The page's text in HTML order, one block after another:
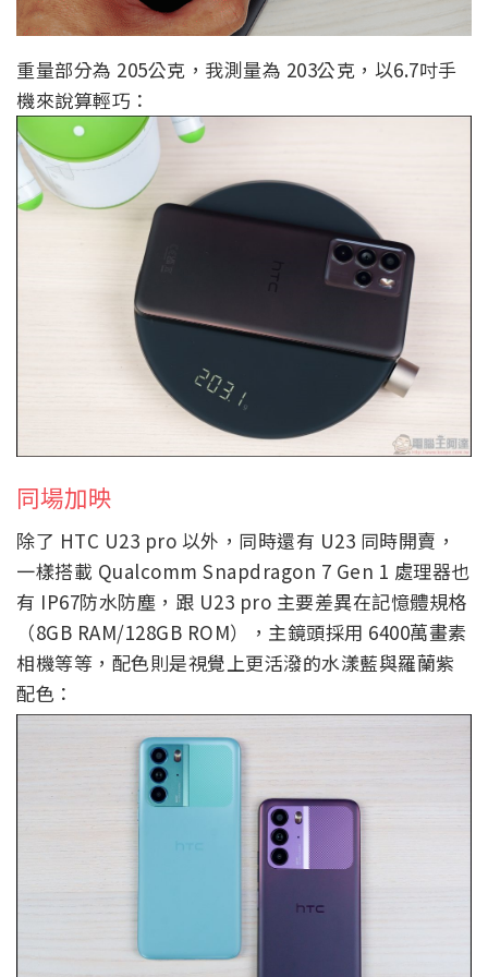
重量部分為 205公克，我測量為 203公克，以6.7吋手
機來說算輕巧：
同場加映
除了 HTC U23 pro 以外，同時還有 U23 同時開賣，
一樣搭載 Qualcomm Snapdragon 7 Gen 1 處理器也
有 IP67防水防塵，跟 U23 pro 主要差異在記憶體規格
（8GB RAM/128GB ROM），主鏡頭採用 6400萬畫素
相機等等，配色則是視覺上更活潑的水漾藍與羅蘭紫
配色：